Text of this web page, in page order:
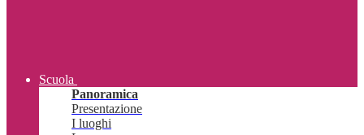
Scuola
Panoramica
Presentazione
I luoghi